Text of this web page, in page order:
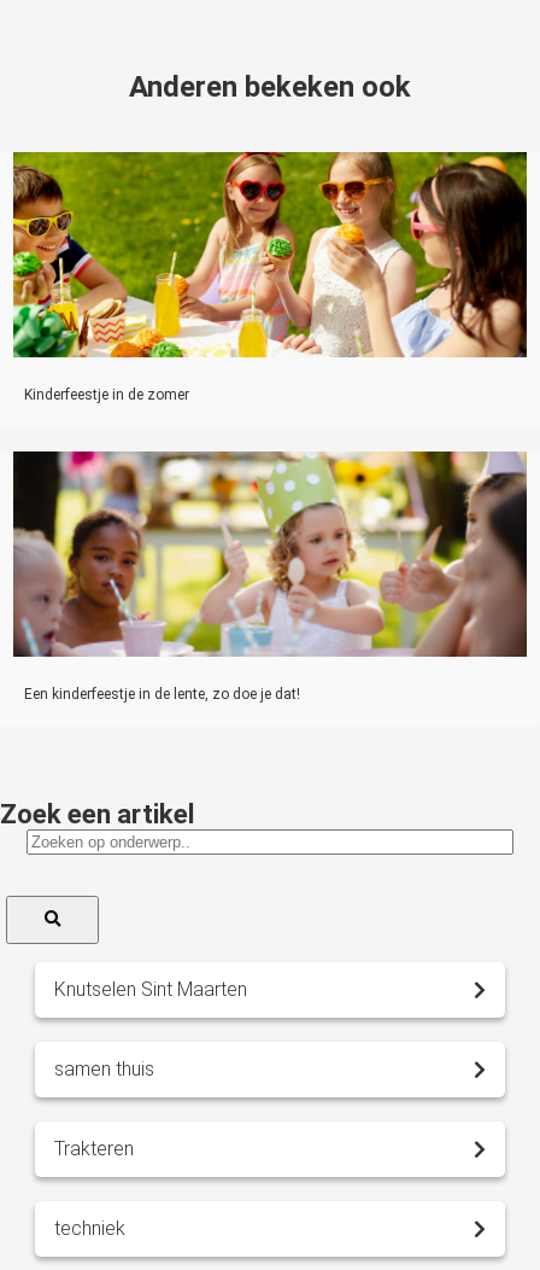
Anderen bekeken ook
Kinderfeestje in de zomer
Een kinderfeestje in de lente, zo doe je dat!
Zoek een artikel
Knutselen Sint Maarten
samen thuis
Trakteren
techniek